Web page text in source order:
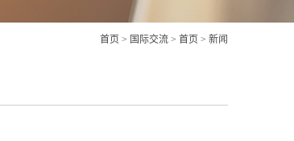
首页 > 国际交流 > 首页 > 新闻